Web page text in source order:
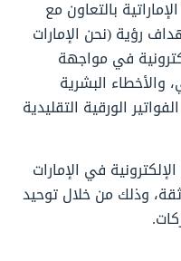
بالتعاون مع
رؤية (نحن الإمارات
في مواجهة
والأخطاء البشرية
الورقية التقليدية
في الإمارات
وذلك من خلال توحيد